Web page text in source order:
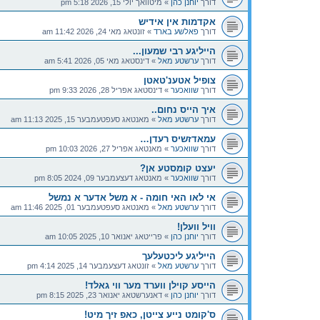
דורך יוחנן כהן » מיטוואך יולי 15, 2026 5:18 pm
אקדמות אין אידיש
דורך פאלשע בארד » זונטאג מאי 24, 2026 11:42 am
הייליגע רבי שמעון...
דורך ערשטע מאל » דינסטאג מאי 05, 2026 5:41 am
צופיל אטענ'טאטן
דורך שוואכער » דינסטאג אפריל 28, 2026 9:33 pm
איך הייס נחום..
דורך ערשטע מאל » מאנטאג סעפטעמבער 15, 2025 11:13 am
עמאדזשיס רעדן…
דורך שוואכער » מאנטאג אפריל 27, 2026 10:03 pm
יעצט קומסטע אן?
דורך שוואכער » מאנטאג דעצעמבער 09, 2024 8:05 pm
אי לאו האי חומה - א משל אדער א נמשל
דורך ערשטע מאל » מאנטאג סעפטעמבער 01, 2025 11:46 am
וויל וועלן!
דורך יוחנן כהן » פרייטאג יאנואר 10, 2025 10:05 am
הייליגע ליכטעלעך
דורך ערשטע מאל » זונטאג דעצעמבער 14, 2025 4:14 pm
הייסע קוילן ווערד מער ווי גאלד!
דורך יוחנן כהן » דאנערשטאג יאנואר 23, 2025 8:15 pm
ס'קומט נייע צייטן, כאפ זיך מיט!